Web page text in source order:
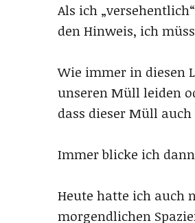
Als ich
den Hinweis, ich
Wie immer in diesen
unseren Müll leiden
dass dieser Müll
Immer blicke ich
Heute hatte ich auch
morgendlichen